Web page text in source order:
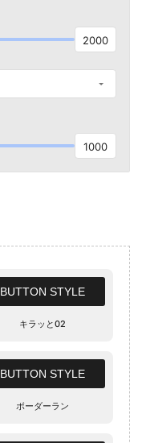
2000
1000
BUTTON STYLE
キラッと02
BUTTON STYLE
ボーダーラン